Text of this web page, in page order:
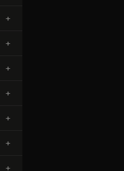
+
+
+
+
+
+
+